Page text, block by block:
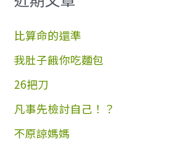
鍵
字
:
比算命的還準
我肚子餓你吃麵包
26把刀
凡事先檢討自己！？
不原諒媽媽